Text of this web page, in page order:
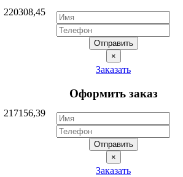
220308,45
Отправить
×
217156,39
Заказать
Оформить заказ
Отправить
×
Заказать